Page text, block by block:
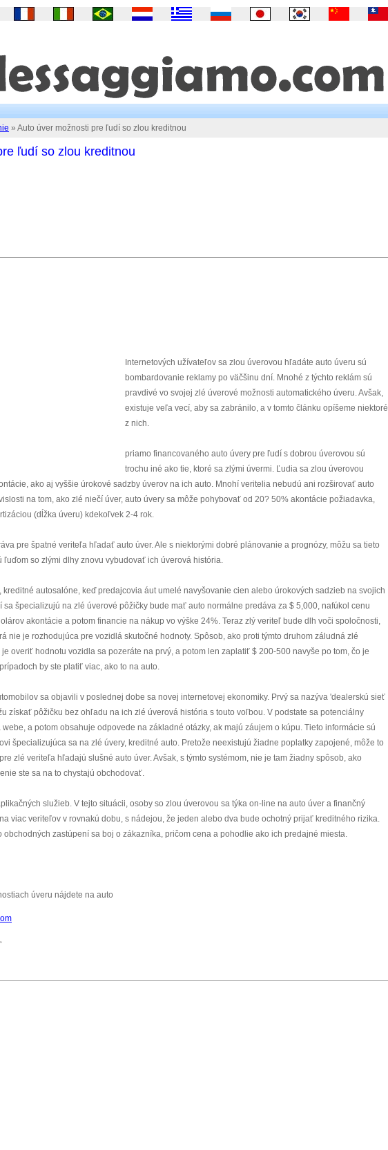
» Auto úver možnosti pre ľudí so zlou kreditnou
ľudí so zlou kreditnou
Internetových užívateľov sa zlou úverovou hľadáte auto úveru sú
bombardovanie reklamy po väčšinu dní. Mnohé z týchto reklám sú
pravdivé vo svojej zlé úverové možnosti automatického úveru. Avšak,
existuje veľa vecí, aby sa zabránilo, a v tomto článku opíšeme niektoré
z nich.
priamo financovaného auto úvery pre ľudí s dobrou úverovou sú
trochu iné ako tie, ktoré sa zlými úvermi. Ľudia sa zlou úverovou
ako aj vyššie úrokové sadzby úverov na ich auto. Mnohí veritelia nebudú ani rozširovať auto
na tom, ako zlé niečí úver, auto úvery sa môže pohybovať od 20? 50% akontácie požiadavka,
(dĺžka úveru) kdekoľvek 2-4 rok.
pre špatné veriteľa hľadať auto úver. Ale s niektorými dobré plánovanie a prognózy, môžu sa tieto
ľuďom so zlými dlhy znovu vybudovať ich úverová história.
kreditné autosalóne, keď predajcovia áut umelé navyšovanie cien alebo úrokových sadzieb na svojich
sa špecializujú na zlé úverové pôžičky bude mať auto normálne predáva za $ 5,000, nafúkol cenu
akontácie a potom financie na nákup vo výške 24%. Teraz zlý veriteľ bude dlh voči spoločnosti,
nie je rozhodujúca pre vozidlá skutočné hodnoty. Spôsob, ako proti týmto druhom záludná zlé
overiť hodnotu vozidla sa pozeráte na prvý, a potom len zaplatiť $ 200-500 navyše po tom, čo je
by ste platiť viac, ako to na auto.
sa objavili v poslednej dobe sa novej internetovej ekonomiky. Prvý sa nazýva 'dealerskú sieť
získať pôžičku bez ohľadu na ich zlé úverová história s touto voľbou. V podstate sa potenciálny
a potom obsahuje odpovede na základné otázky, ak majú záujem o kúpu. Tieto informácie sú
špecializujúca sa na zlé úvery, kreditné auto. Pretože neexistujú žiadne poplatky zapojené, môže to
zlé veriteľa hľadajú slušné auto úver. Avšak, s týmto systémom, nie je tam žiadny spôsob, ako
ste sa na to chystajú obchodovať.
služieb. V tejto situácii, osoby so zlou úverovou sa týka on-line na auto úver a finančný
viac veriteľov v rovnakú dobu, s nádejou, že jeden alebo dva bude ochotný prijať kreditného rizika.
obchodných zastúpení sa boj o zákazníka, pričom cena a pohodlie ako ich predajné miesta.
úveru nájdete na auto